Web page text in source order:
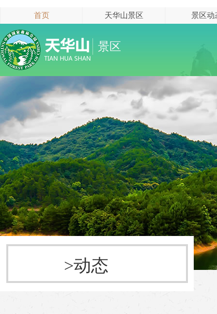
首页 天华山景区 景区动
景区
>动态